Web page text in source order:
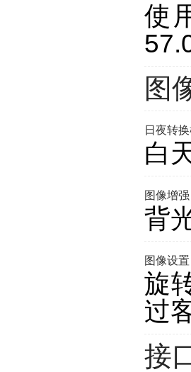
使
图
日夜转
白
图像增
背
图像设
旋
过
接